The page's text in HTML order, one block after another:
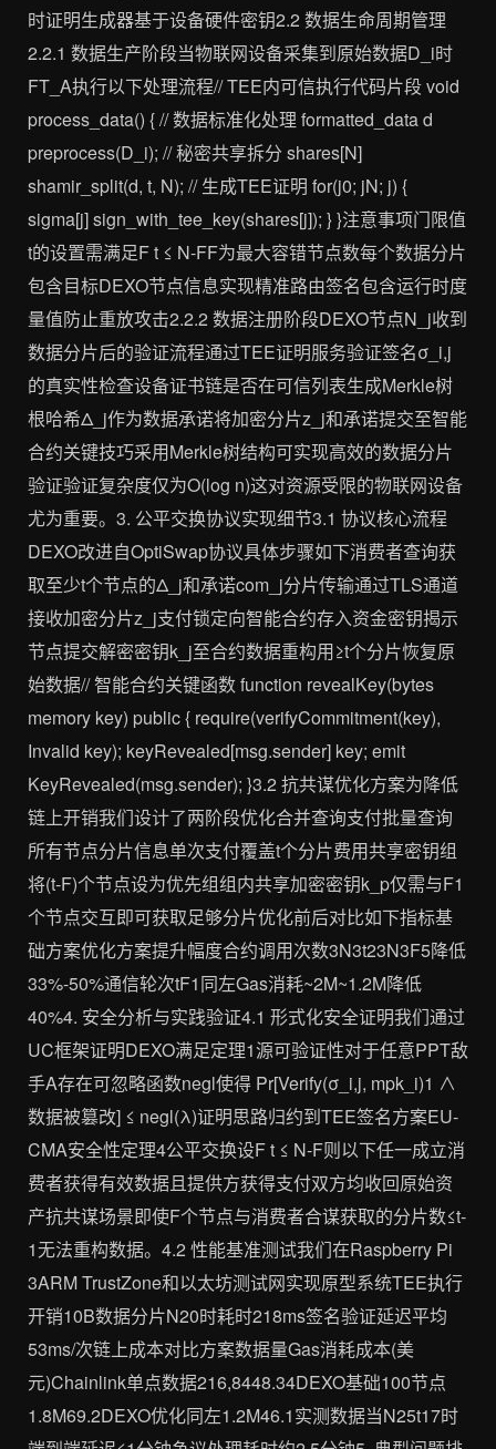
时证明生成器基于设备硬件密钥2.2 数据生命周期管理
2.2.1 数据生产阶段当物联网设备采集到原始数据D_i时
FT_A执行以下处理流程// TEE内可信执行代码片段 void
process_data() { // 数据标准化处理 formatted_data d
preprocess(D_i); // 秘密共享拆分 shares[N]
shamir_split(d, t, N); // 生成TEE证明 for(j0; jN; j) {
sigma[j] sign_with_tee_key(shares[j]); } }注意事项门限值
t的设置需满足F t ≤ N-FF为最大容错节点数每个数据分片
包含目标DEXO节点信息实现精准路由签名包含运行时度
量值防止重放攻击2.2.2 数据注册阶段DEXO节点N_j收到
数据分片后的验证流程通过TEE证明服务验证签名σ_i,j
的真实性检查设备证书链是否在可信列表生成Merkle树
根哈希Δ_j作为数据承诺将加密分片z_j和承诺提交至智能
合约关键技巧采用Merkle树结构可实现高效的数据分片
验证验证复杂度仅为O(log n)这对资源受限的物联网设备
尤为重要。3. 公平交换协议实现细节3.1 协议核心流程
DEXO改进自OptiSwap协议具体步骤如下消费者查询获
取至少t个节点的Δ_j和承诺com_j分片传输通过TLS通道
接收加密分片z_j支付锁定向智能合约存入资金密钥揭示
节点提交解密密钥k_j至合约数据重构用≥t个分片恢复原
始数据// 智能合约关键函数 function revealKey(bytes
memory key) public { require(verifyCommitment(key),
Invalid key); keyRevealed[msg.sender] key; emit
KeyRevealed(msg.sender); }3.2 抗共谋优化方案为降低
链上开销我们设计了两阶段优化合并查询支付批量查询
所有节点分片信息单次支付覆盖t个分片费用共享密钥组
将(t-F)个节点设为优先组组内共享加密密钥k_p仅需与F1
个节点交互即可获取足够分片优化前后对比如下指标基
础方案优化方案提升幅度合约调用次数3N3t23N3F5降低
33%-50%通信轮次tF1同左Gas消耗~2M~1.2M降低
40%4. 安全分析与实践验证4.1 形式化安全证明我们通过
UC框架证明DEXO满足定理1源可验证性对于任意PPT敌
手A存在可忽略函数negl使得 Pr[Verify(σ_i,j, mpk_i)1 ∧
数据被篡改] ≤ negl(λ)证明思路归约到TEE签名方案EU-
CMA安全性定理4公平交换设F t ≤ N-F则以下任一成立消
费者获得有效数据且提供方获得支付双方均收回原始资
产抗共谋场景即使F个节点与消费者合谋获取的分片数≤t-
1无法重构数据。4.2 性能基准测试我们在Raspberry Pi
3ARM TrustZone和以太坊测试网实现原型系统TEE执行
开销10B数据分片N20时耗时218ms签名验证延迟平均
53ms/次链上成本对比方案数据量Gas消耗成本(美
元)Chainlink单点数据216,8448.34DEXO基础100节点
1.8M69.2DEXO优化同左1.2M46.1实测数据当N25t17时